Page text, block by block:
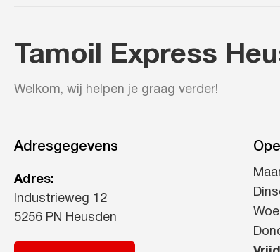
Tamoil Express
Welkom, wij helpen je graag verder!
Adresgegevens
Adres:
Industrieweg 12
5256 PN Heusden